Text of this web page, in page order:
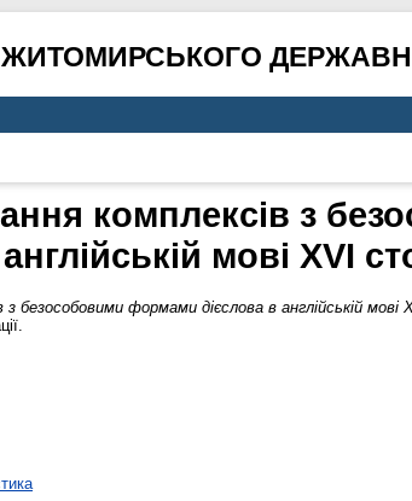
ЖИТОМИРСЬКОГО
комплексів з
мові XVІ
безособовими формами дієслова в англійській мові